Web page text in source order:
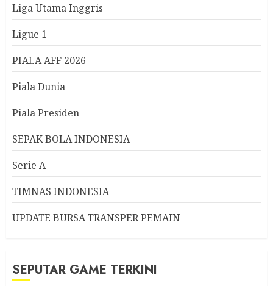
Liga Utama Inggris
Ligue 1
PIALA AFF 2026
Piala Dunia
Piala Presiden
SEPAK BOLA INDONESIA
Serie A
TIMNAS INDONESIA
UPDATE BURSA TRANSPER PEMAIN
SEPUTAR GAME TERKINI